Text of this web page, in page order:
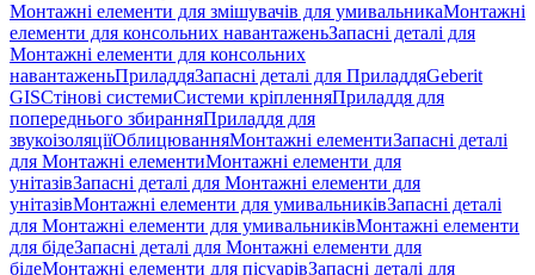
Монтажні елементи для змішувачів для умивальникаМонтажні
елементи для консольних навантаженьЗапасні деталі для
Монтажні елементи для консольних
навантаженьПриладдяЗапасні деталі для ПриладдяGeberit
GISСтінові системиСистеми кріпленняПриладдя для
попереднього збиранняПриладдя для
звукоізоляціїОблицюванняМонтажні елементиЗапасні деталі
для Монтажні елементиМонтажні елементи для
унітазівЗапасні деталі для Монтажні елементи для
унітазівМонтажні елементи для умивальниківЗапасні деталі
для Монтажні елементи для умивальниківМонтажні елементи
для бідеЗапасні деталі для Монтажні елементи для
бідеМонтажні елементи для пісуарівЗапасні деталі для